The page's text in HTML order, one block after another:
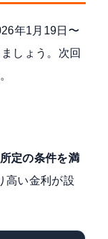
年1月19日〜
しょう。次回
所定の条件を満
高い金利が設